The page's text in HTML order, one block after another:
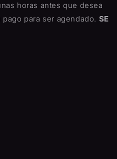
horas antes que desea
para ser agendado. SE